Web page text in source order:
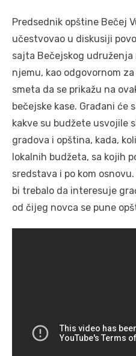
Predsednik opštine Bečej
učestvovao u diskusiji
sajta Bečejskog udruženja
njemu, kao odgovornom
smeta da se prikažu na
bečejske kase. Građani će
kakve su budžete usvojile
gradova i opština, kada,
lokalnih budžeta, sa kojih
sredstava i po kom
bi trebalo da interesuje
od čijeg novca se pune